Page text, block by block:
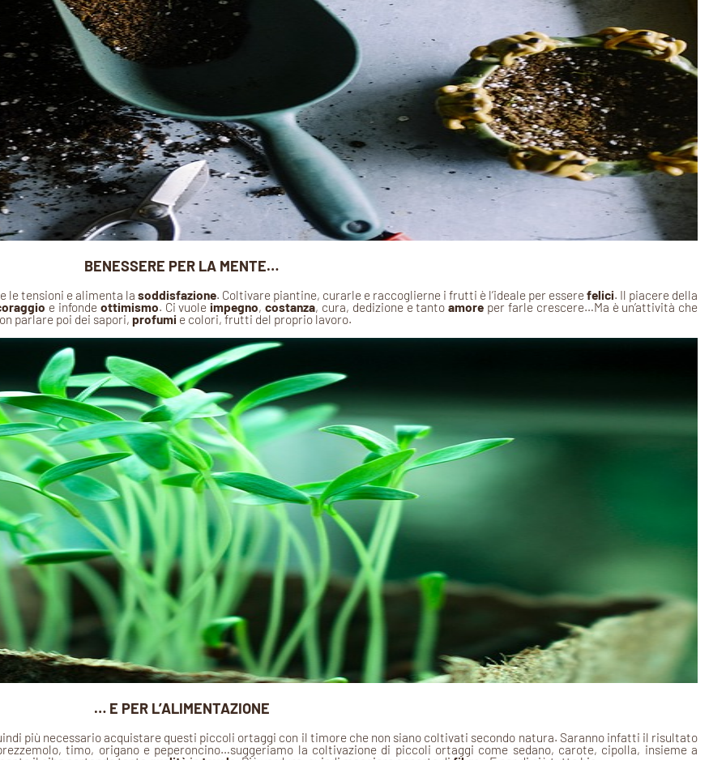
BENESSERE PER LA MENTE…
le tensioni e alimenta la soddisfazione. Coltivare piantine, curarle e raccoglierne i frutti è l’ideale per esserefelici. Il piacere della
e infonde ottimismo. Ci vuoleimpegno,costanza, cura, dedizione e tantoamore per farle crescere…Ma è un’attività che
parlare poi dei sapori, profumi e colori, frutti del proprio lavoro.
… E PER L’ALIMENTAZIONE
più necessario acquistare questi piccoli ortaggi con il timore che non siano coltivati secondo natura. Saranno infatti il risultato
timo, origano e peperoncino…suggeriamo la coltivazione di piccoli ortaggi come sedano, carote, cipolla, insieme a